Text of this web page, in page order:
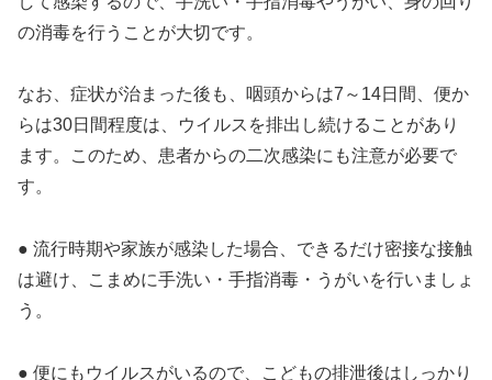
の消毒を行うことが大切です。
なお、症状が治まった後も、咽頭からは7～14日間、便か
らは30日間程度は、ウイルスを排出し続けることがあり
ます。このため、患者からの二次感染にも注意が必要で
す。
● 流行時期や家族が感染した場合、できるだけ密接な接触
は避け、こまめに手洗い・手指消毒・うがいを行いましょ
う。
● 便にもウイルスがいるので、こどもの排泄後はしっかり